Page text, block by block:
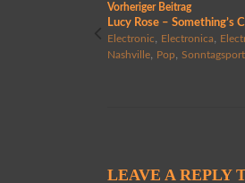
Vorheriger Beitrag
Lucy Rose – Something’s
Electronic Electronica
Nashville Pop ,
LEAVE A REPLY